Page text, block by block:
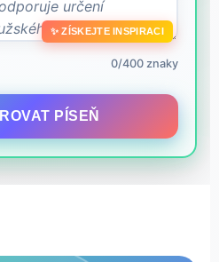
✨ ZÍSKEJTE INSPIRACI
0/400 znaky
PÍSEŇ